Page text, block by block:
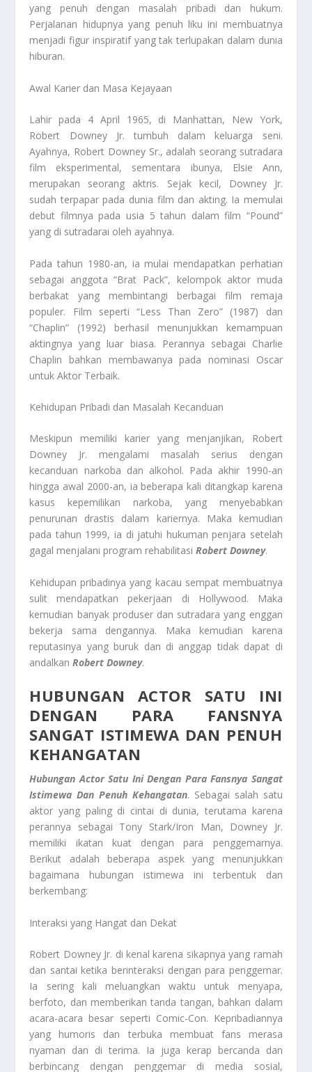
yang penuh dengan masalah pribadi dan hukum.
Perjalanan hidupnya yang penuh liku ini membuatnya
menjadi figur inspiratif yang tak terlupakan dalam dunia
hiburan.
Awal Karier dan Masa Kejayaan
Lahir pada 4 April 1965, di Manhattan, New York,
Robert Downey Jr. tumbuh dalam keluarga seni.
Ayahnya, Robert Downey Sr., adalah seorang sutradara
film eksperimental, sementara ibunya, Elsie Ann,
merupakan seorang aktris. Sejak kecil, Downey Jr.
sudah terpapar pada dunia film dan akting. Ia memulai
debut filmnya pada usia 5 tahun dalam film “Pound”
yang di sutradarai oleh ayahnya.
Pada tahun 1980-an, ia mulai mendapatkan perhatian
sebagai anggota “Brat Pack”, kelompok aktor muda
berbakat yang membintangi berbagai film remaja
populer. Film seperti “Less Than Zero” (1987) dan
“Chaplin” (1992) berhasil menunjukkan kemampuan
aktingnya yang luar biasa. Perannya sebagai Charlie
Chaplin bahkan membawanya pada nominasi Oscar
untuk Aktor Terbaik.
Kehidupan Pribadi dan Masalah Kecanduan
Meskipun memiliki karier yang menjanjikan, Robert
Downey Jr. mengalami masalah serius dengan
kecanduan narkoba dan alkohol. Pada akhir 1990-an
hingga awal 2000-an, ia beberapa kali ditangkap karena
kasus kepemilikan narkoba, yang menyebabkan
penurunan drastis dalam kariernya. Maka kemudian
pada tahun 1999, ia di jatuhi hukuman penjara setelah
gagal menjalani program rehabilitasi Robert Downey.
Kehidupan pribadinya yang kacau sempat membuatnya
sulit mendapatkan pekerjaan di Hollywood. Maka
kemudian banyak produser dan sutradara yang enggan
bekerja sama dengannya. Maka kemudian karena
reputasinya yang buruk dan di anggap tidak dapat di
andalkan Robert Downey.
HUBUNGAN ACTOR SATU INI
DENGAN PARA FANSNYA
SANGAT ISTIMEWA DAN PENUH
KEHANGATAN
Hubungan Actor Satu Ini Dengan Para Fansnya Sangat
Istimewa Dan Penuh Kehangatan. Sebagai salah satu
aktor yang paling di cintai di dunia, terutama karena
perannya sebagai Tony Stark/Iron Man, Downey Jr.
memiliki ikatan kuat dengan para penggemarnya.
Berikut adalah beberapa aspek yang menunjukkan
bagaimana hubungan istimewa ini terbentuk dan
berkembang:
Interaksi yang Hangat dan Dekat
Robert Downey Jr. di kenal karena sikapnya yang ramah
dan santai ketika berinteraksi dengan para penggemar.
Ia sering kali meluangkan waktu untuk menyapa,
berfoto, dan memberikan tanda tangan, bahkan dalam
acara-acara besar seperti Comic-Con. Kepribadiannya
yang humoris dan terbuka membuat fans merasa
nyaman dan di terima. Ia juga kerap bercanda dan
berbincang dengan penggemar di media sosial,